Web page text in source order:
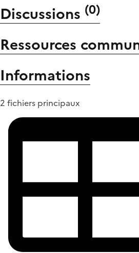
Discussions (0)
Ressources
Informations
2 fichiers principaux